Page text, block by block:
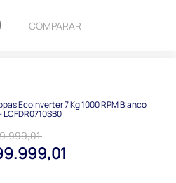
COMPARAR
Ecoinverter 7 Kg 1000 RPM Blanco
LCFDR0710SB0